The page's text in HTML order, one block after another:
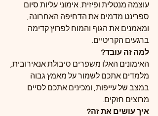
עוצמה מנטלית ופיזית. אימוני עליות סיום
ספרינט מדמים את הדחיפה האחרונה,
ומאמנים את הגוף והמוח לפרוץ קדימה
ברגעים הקריטיים.
למה זה עובד?
האימונים האלו משפרים סיבולת אנאירובית,
מלמדים אתכם לשמור על מאמץ גבוה
במצב של עייפות, ומכינים אתכם לסיים
מרוצים חזקים.
איך עושים את זה?